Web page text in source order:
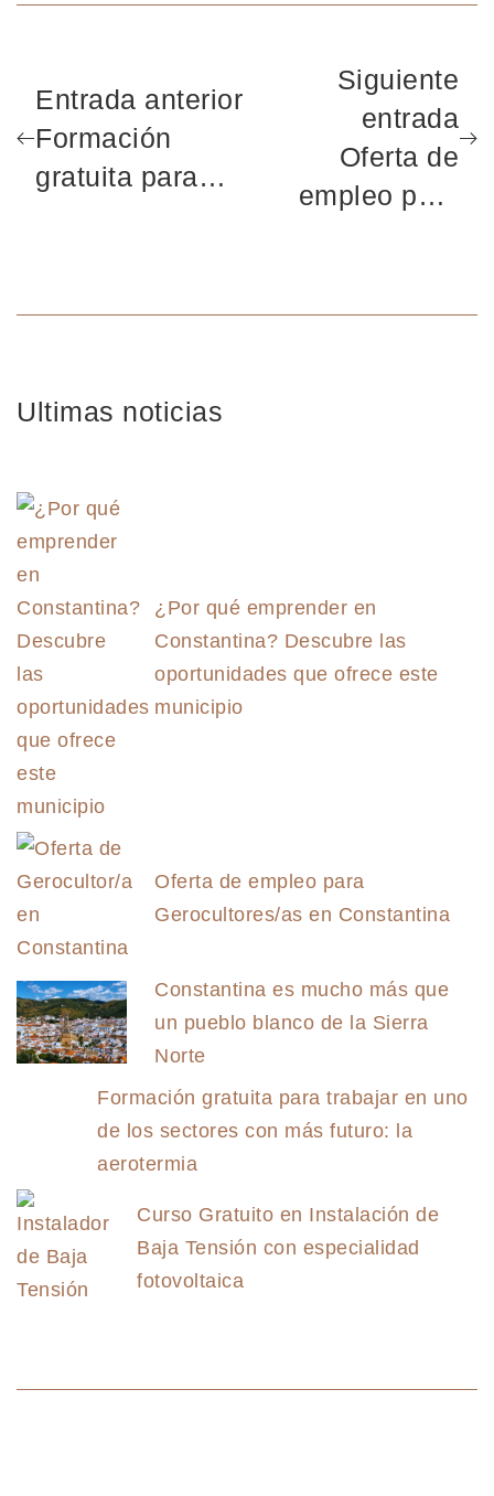
Entrada anterior
Formación
gratuita para
Siguiente
entrada
Oferta de
empleo para
Ultimas noticias
¿Por qué emprender en
Constantina? Descubre las
oportunidades que ofrece este
municipio
Oferta de empleo para
Gerocultores/as en Constantina
Constantina es mucho más que
un pueblo blanco de la Sierra
Norte
Formación gratuita para trabajar en uno
de los sectores con más futuro: la
aerotermia
Curso Gratuito en Instalación de
Baja Tensión con especialidad
fotovoltaica